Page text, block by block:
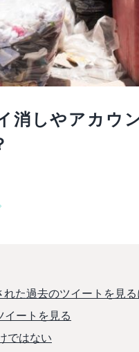
しやアカウ
た過去のツイートを見る
イートを見る
ではない